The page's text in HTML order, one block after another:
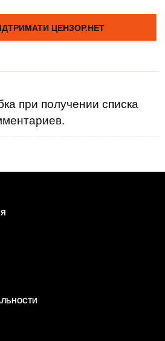
при получении списка